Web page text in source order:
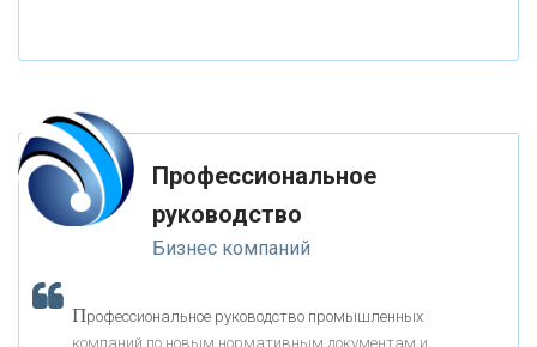
«ФК ОТКРЫТИЕ»
«ЗАПСИБКОМБАНК»
«РОСЕВРОБАНК»
«ПРЕСС-СЛУЖБА ВТБ24»
Профессиональное
руководство
Бизнес компаний
Профессиональное руководство промышленных
компаний по новым нормативным документам и